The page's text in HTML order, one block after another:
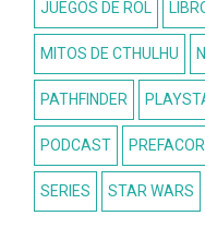
PODCAST
SERIES STAR WARS
Legalidades